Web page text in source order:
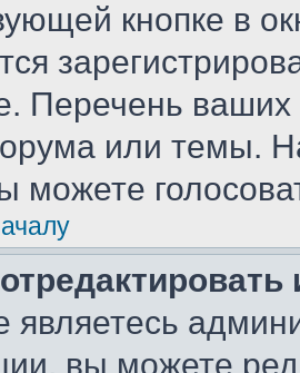
кнопке в
Перечень ваших
или темы.
можете
являетесь
вы можете